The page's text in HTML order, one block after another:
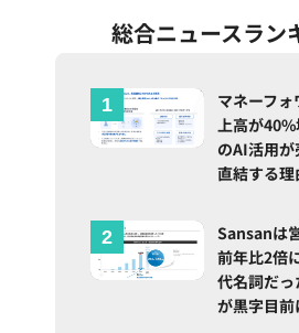
総合ニュースラン
マネーフ
上高が
のAI活用
直結する理
Sansanは
前年比2倍
代名詞だ
が黒字目前